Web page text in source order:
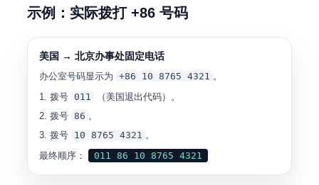
示例：实际拨打 +86 号码
美国 → 北京办事处固定电话
办公室号码显示为 +86 10 8765 4321 。
拨号 011
（美国退出代码）。
拨号 86 。
拨号 10 8765 4321 。
最终顺序：
011 86 10 8765 4321